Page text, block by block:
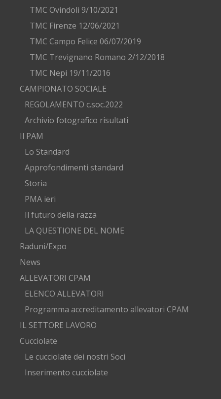
TMC Ovindoli 9/10/2021
TMC Firenze 12/06/2021
TMC Campo Felice 06/07/2019
TMC Trevignano Romano 2/12/2018
TMC Nepi 19/11/2016
CAMPIONATO SOCIALE
REGOLAMENTO c.soc.2022
Archivio fotografico risultati
Il PAM
Lo Standard
Approfondimenti standard
Storia
PMA ieri
Il futuro della razza
LA QUESTIONE DEL NOME
Raduni/Expo
News
ALLEVATORI CPAM
ELENCO ALLEVATORI
Programma accreditamento allevatori CPAM
IL SETTORE LAVORO
Cucciolate
Le cucciolate dei nostri Soci
Inserimento cucciolate